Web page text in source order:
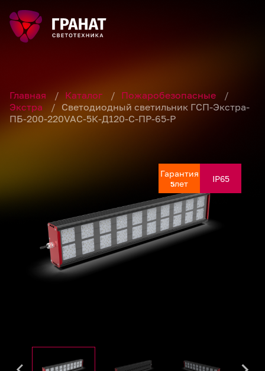
Главная / Каталог / Пожаробезопасные
/
Экстра
/ Светодиодный светильник ГСП-Экстра-
ПБ-200-220VAC-5К-Д120-С-ПР-65-Р
Гарантия
5лет IP65
Гарантия
5лет IP65
Гарантия
5лет IP65
Гарантия
5лет IP65
Гарантия
5лет IP65